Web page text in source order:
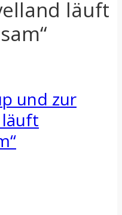
läuft
und zur
läuft